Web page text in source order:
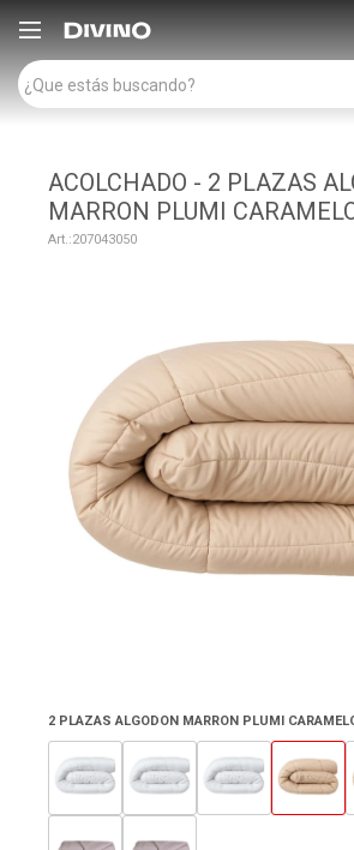

ACOLCHADO - 2 PLAZAS
MARRON PLUMI
207043050
2 PLAZAS ALGODON MARRON PLUMI